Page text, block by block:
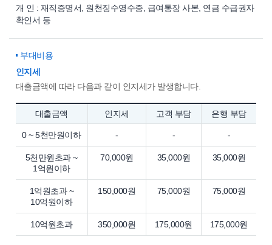
개 인 : 재직증명서, 원천징수영수증, 급여통장 사본, 연금 수급권자
확인서 등
부대비용
인지세
대출금액에 따라 다음과 같이 인지세가 발생합니다.
대출금액 인지세 고객 부담 은행 부담
0 ~ 5천만원이하 - - -
5천만원초과 ~
1억원이하
70,000원 35,000원 35,000원
1억원초과 ~
10억원이하
150,000원 75,000원 75,000원
10억원초과 350,000원 175,000원 175,000원